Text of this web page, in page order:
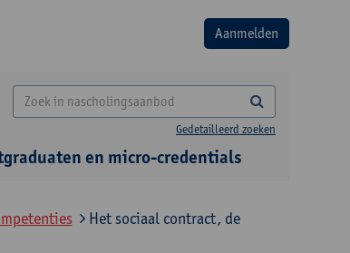
Gedetailleerd zoeken
en micro-credentials
Het sociaal contract, de